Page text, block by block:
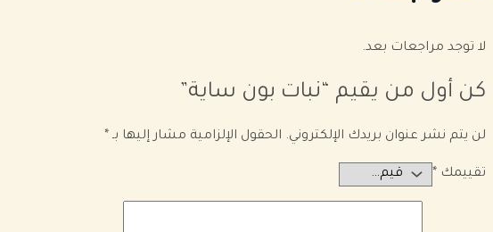
لا توجد مراجعات بعد.
كن أول من يقيم “نبات بون ساية”
لن يتم نشر عنوان بريدك الإلكتروني. الحقول الإلزامية مشار إليها بـ *
تقييمك *